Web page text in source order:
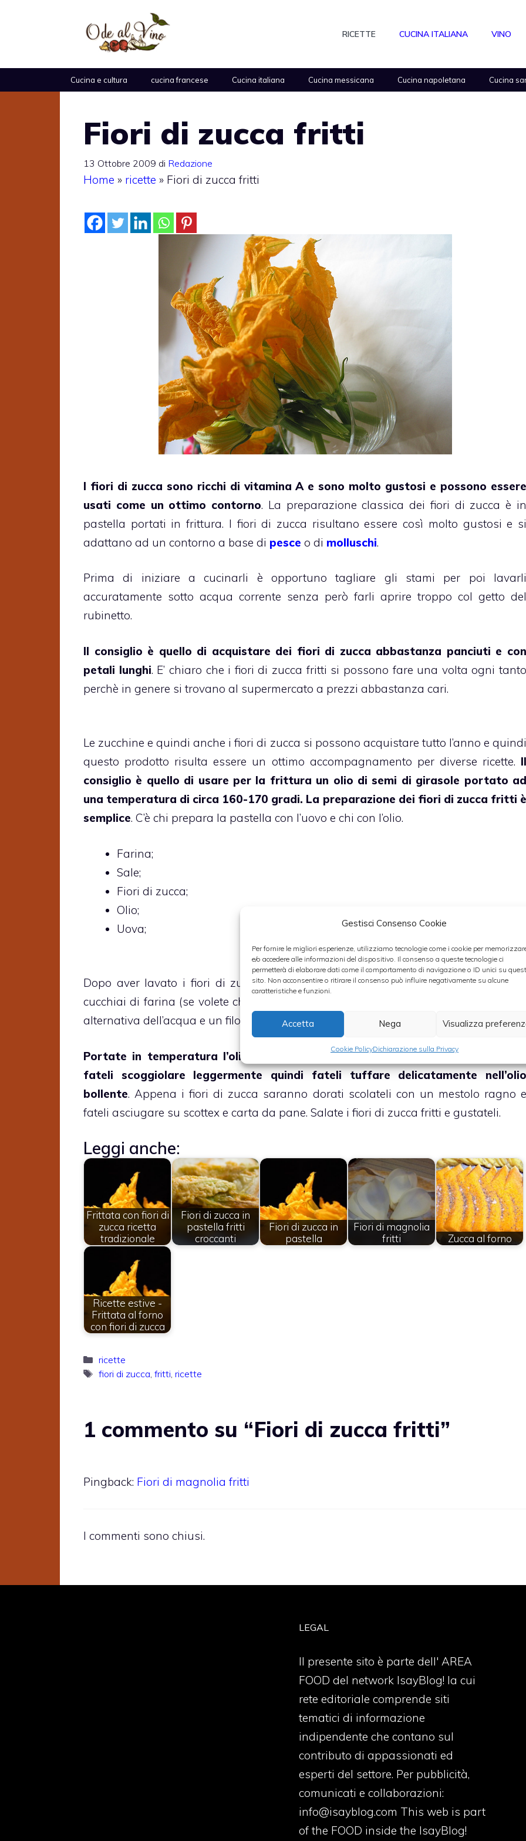
Gestisci Consenso Cookie
Per fornire le migliori esperienze, utilizziamo tecnologie come i cookie per
e/o accedere alle informazioni del dispositivo. Il consenso a queste tecnologie ci
permetterà di elaborare dati come il comportamento di navigazione o ID unici su
sito. Non acconsentire o ritirare il consenso può influire negativamente su alcune
caratteristiche e funzioni.
Accetta Nega Visualizza
Cookie PolicyDichiarazione sulla Privacy
RICETTE CUCINA ITALIANA VINO
Cucina e cultura cucina francese Cucina italiana Cucina messicana Cucina napoletana Cucina
Fiori di zucca fritti
13 Ottobre 2009 di Redazione
Home » ricette » Fiori di zucca fritti
I fiori di zucca sono ricchi di vitamina A e sono molto gustosi e possono essere
usati come un ottimo contorno. La preparazione classica dei fiori di zucca è in
pastella portati in frittura. I fiori di zucca risultano essere così molto gustosi e si
adattano ad un contorno a base di pesce o di molluschi.
Prima di iniziare a cucinarli è opportuno tagliare gli stami per poi lavarli
accuratamente sotto acqua corrente senza però farli aprire troppo col getto del
rubinetto.
Il consiglio è quello di acquistare dei fiori di zucca abbastanza panciuti e con
petali lunghi. E’ chiaro che i fiori di zucca fritti si possono fare una volta ogni tanto
perchè in genere si trovano al supermercato a prezzi abbastanza cari.
Le zucchine e quindi anche i fiori di zucca si possono acquistare tutto l’anno e quindi
questo prodotto risulta essere un ottimo accompagnamento per diverse ricette. Il
consiglio è quello di usare per la frittura un olio di semi di girasole portato ad
una temperatura di circa 160-170 gradi. La preparazione dei fiori di zucca fritti è
semplice. C’è chi prepara la pastella con l’uovo e chi con l’olio.
Farina;
Sale;
Fiori di zucca;
Olio;
Uova;
Dopo aver lavato i fiori di zucca, in una scodella mescolare un uovo con circa 3
cucchiai di farina (se volete che siano più magri, evitate di usare l’uovo e mettete in
alternativa dell’acqua e un filo di olio).
Portate in temperatura l’olio, immergete prima i fiori di zucca della pastella,
fateli scoggiolare leggermente quindi fateli tuffare delicatamente nell’olio
bollente. Appena i fiori di zucca saranno dorati scolateli con un mestolo ragno e
fateli asciugare su scottex e carta da pane. Salate i fiori di zucca fritti e gustateli.
Leggi anche:
Frittata con fiori di
zucca ricetta
tradizionale
Fiori di zucca in
pastella fritti
croccanti
Fiori di zucca in
pastella
Fiori di magnolia
fritti
Zucca al forno
Ricette estive -
Frittata al forno
con fiori di zucca
Categorie
ricette
Tag
fiori di zucca, fritti, ricette
1 commento su “Fiori di zucca fritti”
Pingback: Fiori di magnolia fritti
I commenti sono chiusi.
LEGAL
Il presente sito è parte dell' AREA
FOOD del network IsayBlog! la cui
rete editoriale comprende siti
tematici di informazione
indipendente che contano sul
contributo di appassionati ed
esperti del settore. Per pubblicità,
comunicati e collaborazioni:
info@isayblog.com This web is part
of the FOOD inside the IsayBlog!